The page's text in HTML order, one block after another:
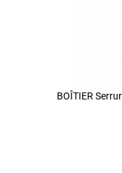
BOÎTIER